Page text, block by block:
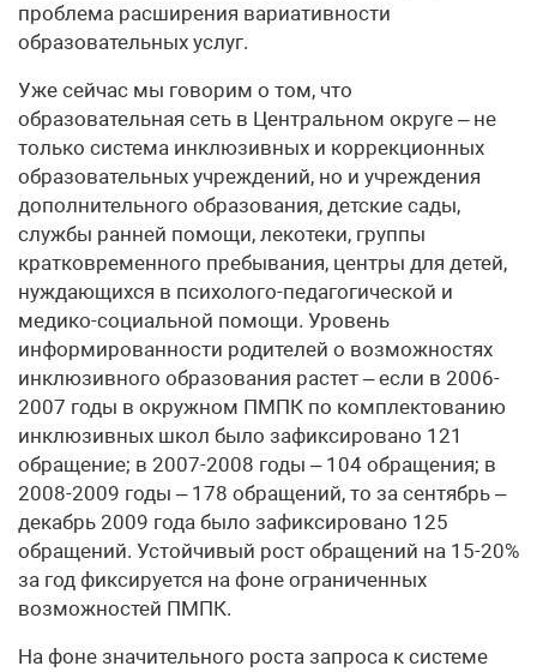
проблема расширения вариативности
образовательных услуг.
Уже сейчас мы говорим о том, что
образовательная сеть в Центральном округе – не
только система инклюзивных и коррекционных
образовательных учреждений, но и учреждения
дополнительного образования, детские сады,
службы ранней помощи, лекотеки, группы
кратковременного пребывания, центры для детей,
нуждающихся в психолого-педагогической и
медико-социальной помощи. Уровень
информированности родителей о возможностях
инклюзивного образования растет – если в 2006-
2007 годы в окружном ПМПК по комплектованию
инклюзивных школ было зафиксировано 121
обращение; в 2007-2008 годы – 104 обращения; в
2008-2009 годы – 178 обращений, то за сентябрь –
декабрь 2009 года было зафиксировано 125
обращений. Устойчивый рост обращений на 15-20%
за год фиксируется на фоне ограниченных
возможностей ПМПК.
На фоне значительного роста запроса к системе